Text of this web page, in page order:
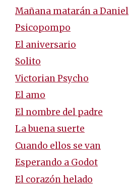
Mañana matarán a Daniel
Psicopompo
El aniversario
Solito
Victorian Psycho
El amo
El nombre del padre
La buena suerte
Cuando ellos se van
Esperando a Godot
El corazón helado